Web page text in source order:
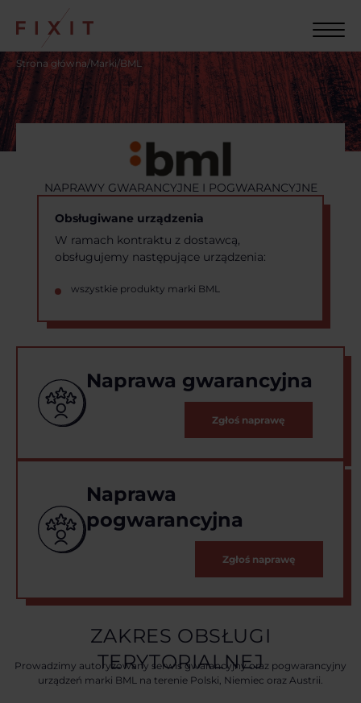
Strona główna/Marki/BML
NAPRAWY GWARANCYJNE I POGWARANCYJNE
Obsługiwane urządzenia
W ramach kontraktu z dostawcą,
obsługujemy następujące urządzenia:
wszystkie produkty marki BML
Naprawa gwarancyjna
Zgłoś naprawę
Naprawa
pogwarancyjna
Zgłoś naprawę
ZAKRES OBSŁUGI
TERYTORIALNEJ
Prowadzimy autoryzowany serwis gwarancyjny oraz pogwarancyjny
urządzeń marki BML na terenie Polski, Niemiec oraz Austrii.